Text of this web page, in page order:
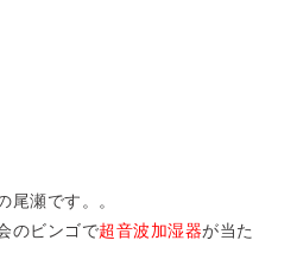
瀬です。。
のビンゴで超音波加湿器が当た